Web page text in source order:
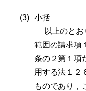
小括
以上のとお
範囲の請求項
条の２第１項
用する法１２
ものであり，